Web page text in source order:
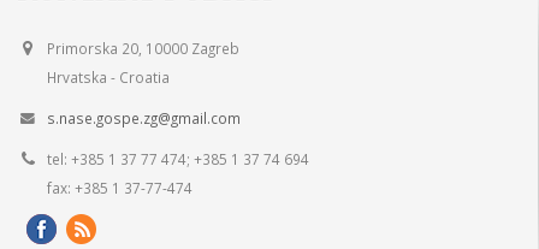
Primorska 20, 10000 Zagreb
Hrvatska - Croatia
s.nase.gospe.zg@gmail.com
tel: +385 1 37 77 474; +385 1 37 74 694
fax: +385 1 37-77-474